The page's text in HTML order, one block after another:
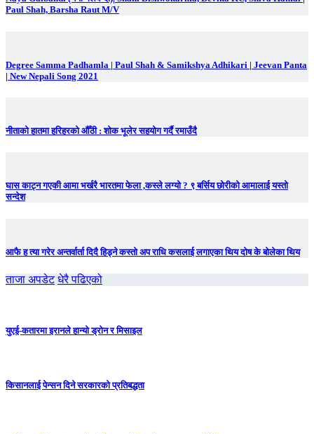
Paul Shah, Barsha Raut M/V
Degree Samma Padhamla | Paul Shah & Samikshya Adhikari | Jeevan Panta
| New Nepali Song 2021
नीताको हातमा हरिहरको औँठी : शोक भूलेर सहयोग गर्दै रमाउँदै
घास काट्न गएकी आमा भर्खरै भारतमा फेला ,कस्ले लग्यो ? ९ बर्सिय छोरीको आमालाई यस्तो
सन्देश
आफै ह त्या गरेर अन्तर्वार्ता दिदै हिड्ने कस्तो अप राधि कसलाई लगाएका थिय दोष के बोलेका थिय
ताजा अपडेट धेरै पढिएको
युएई-कतारमा इरानले हान्यो ड्रोन र मिसाइल
किसानलाई पेन्सन दिने सरकारको प्रतिबद्धता